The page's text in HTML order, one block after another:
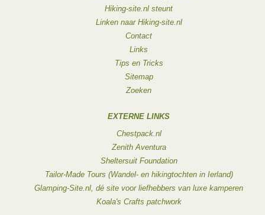
Hiking-site.nl steunt
Linken naar Hiking-site.nl
Contact
Links
Tips en Tricks
Sitemap
Zoeken
EXTERNE LINKS
Chestpack.nl
Zenith Aventura
Sheltersuit Foundation
Tailor-Made Tours (Wandel- en hikingtochten in Ierland)
Glamping-Site.nl, dé site voor liefhebbers van luxe kamperen
Koala's Crafts patchwork